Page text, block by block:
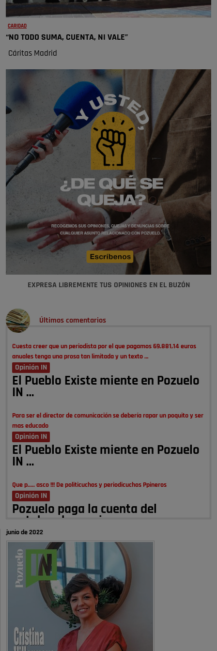
CARIDAD
“NO TODO SUMA, CUENTA, NI VALE”
Cáritas Madrid
EXPRESA LIBREMENTE TUS OPINIONES EN EL BUZÓN
Últimos comentarios
Cuesta creer que un periodista por el que pagamos 69.881,14 euros
anuales tenga una prosa tan limitada y un texto …
Opinión IN
El Pueblo Existe miente en Pozuelo
IN …
Para ser el director de comunicación se debería rapar un poquito y ser
mas educado
Opinión IN
El Pueblo Existe miente en Pozuelo
IN …
Que p..... asco !!! De politicuchos y periodicuchos Ppineros
Opinión IN
Pozuelo paga la cuenta del
autobombo: casi …
Señora Alcaldesa Ud no ha vivido nunca en Pozuelo , pero yo si desde
hace más de 60 años , …
Pozuelo de Alarcón
Quejas por el deterioro de la
limpieza …
A ver si es posible que haya vivienda para familias con hijos y no
solamente jóvenes que no es tan …
Pozuelo de Alarcón
Pozuelo desbloquea
junio de 2022